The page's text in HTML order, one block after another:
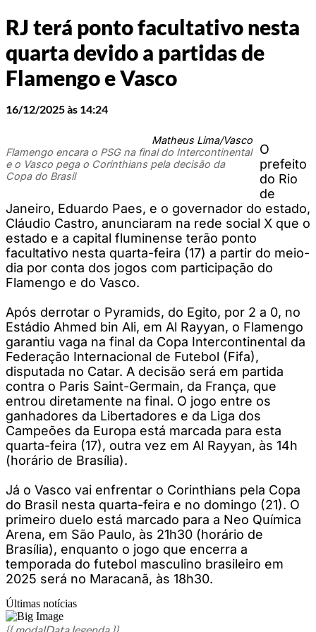
RJ terá ponto facultativo nesta
quarta devido a partidas de
Flamengo e Vasco
16/12/2025 às 14:24
Matheus Lima/Vasco
Flamengo encara o PSG na final do Intercontinental
e o Vasco pega o Corinthians pela decisão da
Copa do Brasil
O
prefeito
do Rio
de
Janeiro, Eduardo Paes, e o governador do estado,
Cláudio Castro, anunciaram na rede social X que o
estado e a capital fluminense terão ponto
facultativo nesta quarta-feira (17) a partir do meio-
dia por conta dos jogos com participação do
Flamengo e do Vasco.
Após derrotar o Pyramids, do Egito, por 2 a 0, no
Estádio Ahmed bin Ali, em Al Rayyan, o Flamengo
garantiu vaga na final da Copa Intercontinental da
Federação Internacional de Futebol (Fifa),
disputada no Catar. A decisão será em partida
contra o Paris Saint-Germain, da França, que
entrou diretamente na final. O jogo entre os
ganhadores da Libertadores e da Liga dos
Campeões da Europa está marcada para esta
quarta-feira (17), outra vez em Al Rayyan, às 14h
(horário de Brasília).
Já o Vasco vai enfrentar o Corinthians pela Copa
do Brasil nesta quarta-feira e no domingo (21). O
primeiro duelo está marcado para a Neo Química
Arena, em São Paulo, às 21h30 (horário de
Brasília), enquanto o jogo que encerra a
temporada do futebol masculino brasileiro em
2025 será no Maracanã, às 18h30.
Últimas notícias
{{ modalData.legenda }}